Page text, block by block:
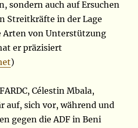
sondern auch auf Ersuchen
Streitkräfte in der Lage
Arten von Unterstützung
er präzisiert
)
Célestin Mbala,
auf, sich vor, während und
gegen die ADF in Beni